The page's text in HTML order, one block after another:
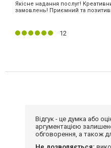
Якісне надання послуг!
замовлень! Приємний та
12
Відгук - це думка або
аргументацією
обговорення, а також